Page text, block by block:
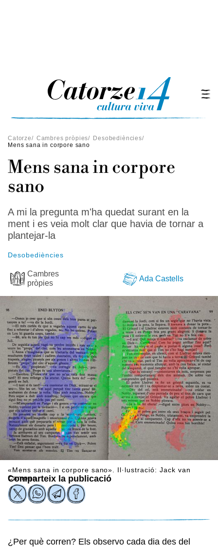
Catorze/ Cambres pròpies/ Desobediències/
Mens sana in corpore sano
Mens sana in corpore
sano
A mi la pregunta m'ha quedat surant en la
ment i es veia molt clar que havia de tornar a
plantejar-la
Desobediències
Cambres
pròpies
Ada Castells
«Mens sana in corpore sano». Il·lustració: Jack van
Campen
Comparteix la publicació
¿Per què corren? Els observo cada dia des del